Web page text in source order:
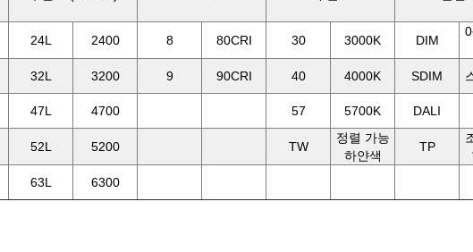
24L 2400 8 80CRI 30 3000K DIM
32L 3200 9 90CRI 40 4000K SDIM
47L 4700 57 5700K
DALI
52L 5200 TW
정렬 가능
하얀색
TP
63L 6300